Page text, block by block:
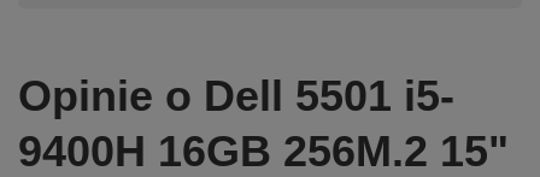
Opinie o Dell 5501 i5-
9400H 16GB 256M.2 15"